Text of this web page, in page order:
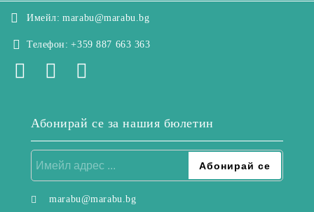
Имейл: marabu@marabu.bg
Телефон: +359 887 663 363
Абонирай се за нашия бюлетин
marabu@marabu.bg